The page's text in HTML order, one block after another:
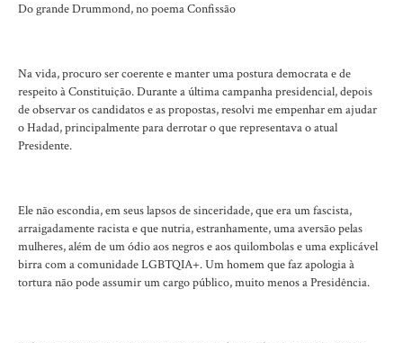
Do grande Drummond, no poema Confissão
Na vida, procuro ser coerente e manter uma postura democrata e de
respeito à Constituição. Durante a última campanha presidencial, depois
de observar os candidatos e as propostas, resolvi me empenhar em ajudar
o Hadad, principalmente para derrotar o que representava o atual
Presidente.
Ele não escondia, em seus lapsos de sinceridade, que era um fascista,
arraigadamente racista e que nutria, estranhamente, uma aversão pelas
mulheres, além de um ódio aos negros e aos quilombolas e uma explicável
birra com a comunidade LGBTQIA+. Um homem que faz apologia à
tortura não pode assumir um cargo público, muito menos a Presidência.